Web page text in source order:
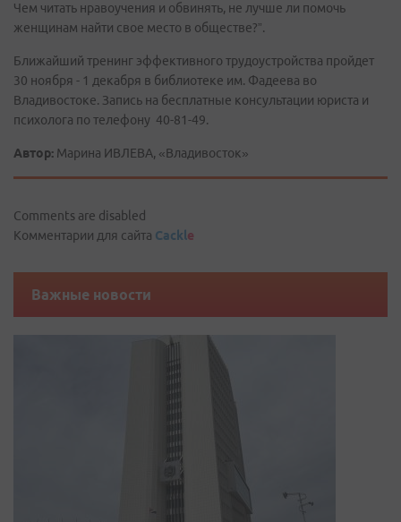
Чем читать нравоучения и обвинять, не лучше ли помочь
женщинам найти свое место в обществе?”.
Ближайший тренинг эффективного трудоустройства пройдет
30 ноября - 1 декабря в библиотеке им. Фадеева во
Владивостоке. Запись на бесплатные консультации юриста и
психолога по телефону 40-81-49.
Автор: Марина ИВЛЕВА, «Владивосток»
Comments are disabled
Комментарии для сайта Cackle
Важные новости